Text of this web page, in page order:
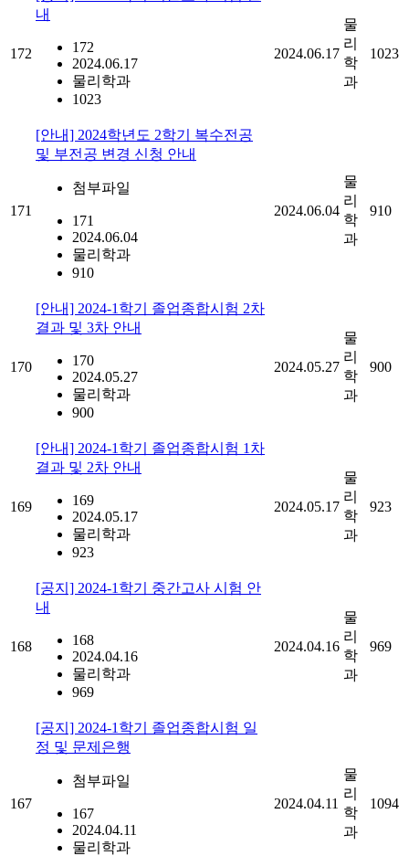
172
내
172
2024.06.17
물리학과
1023
2024.06.17
물
리
학
과
1023
171
[안내] 2024학년도 2학기 복수전공
및 부전공 변경 신청 안내
첨부파일
171
2024.06.04
물리학과
910
2024.06.04
물
리
학
과
910
170
[안내] 2024-1학기 졸업종합시험 2차
결과 및 3차 안내
170
2024.05.27
물리학과
900
2024.05.27
물
리
학
과
900
169
[안내] 2024-1학기 졸업종합시험 1차
결과 및 2차 안내
169
2024.05.17
물리학과
923
2024.05.17
물
리
학
과
923
168
[공지] 2024-1학기 중간고사 시험 안
내
168
2024.04.16
물리학과
969
2024.04.16
물
리
학
과
969
167
[공지] 2024-1학기 졸업종합시험 일
정 및 문제은행
첨부파일
167
2024.04.11
물리학과
2024.04.11
물
리
학
과
1094